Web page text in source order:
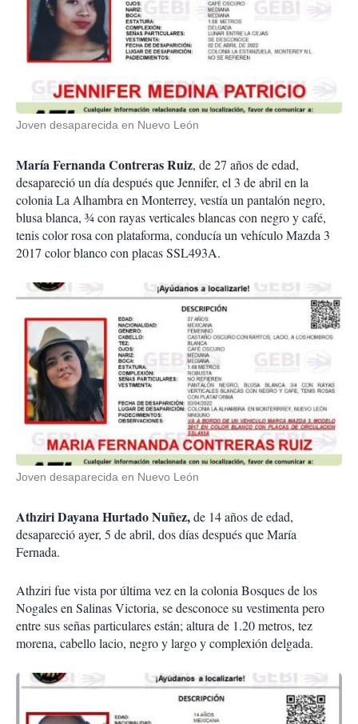
Joven desaparecida en Nuevo León
María Fernanda Contreras Ruiz, de 27 años de edad,
desapareció un día después que Jennifer, el 3 de abril en la
colonia La Alhambra en Monterrey, vestía un pantalón negro,
blusa blanca, ¾ con rayas verticales blancas con negro y café,
tenis color rosa con plataforma, conducía un vehículo Mazda 3
2017 color blanco con placas SSL493A.
Joven desaparecida en Nuevo León
Athziri Dayana Hurtado Nuñez,de 14 años de edad,
desapareció ayer, 5 de abril, dos días después que María
Fernada.
Athziri fue vista por última vez en la colonia Bosques de los
Nogales en Salinas Victoria, se desconoce su vestimenta pero
entre sus señas particulares están; altura de 1.20 metros, tez
morena, cabello lacio, negro y largo y complexión delgada.